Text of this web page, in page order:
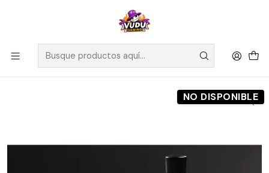
🚀 ¡Despachamos a todo Chile! Envío GRATIS a Regiones sobre
$100.000 y a RM sobre $35.000
Inicio Preventas Maldito Games
Preventa - Dice Vial - Machina Arcana
NO DISPONIBLE